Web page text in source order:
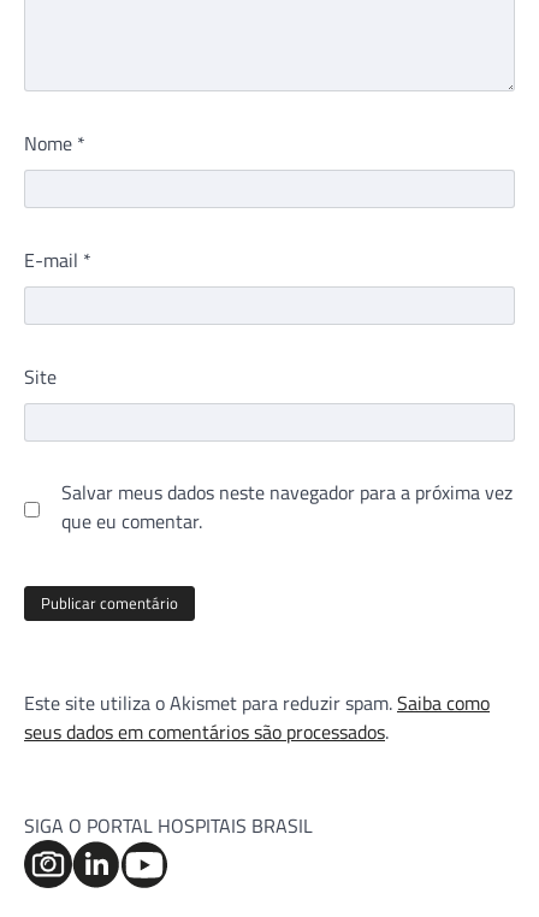
Nome *
E-mail *
Site
Salvar meus dados neste navegador para a próxima vez
que eu comentar.
Este site utiliza o Akismet para reduzir spam.Saiba como
seus dados em comentários são processados.
SIGA O PORTAL HOSPITAIS BRASIL